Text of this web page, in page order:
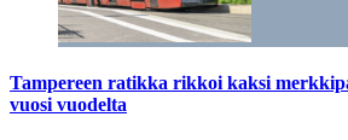
Tampereen ratikka rikkoi kaksi
vuosi vuodelta